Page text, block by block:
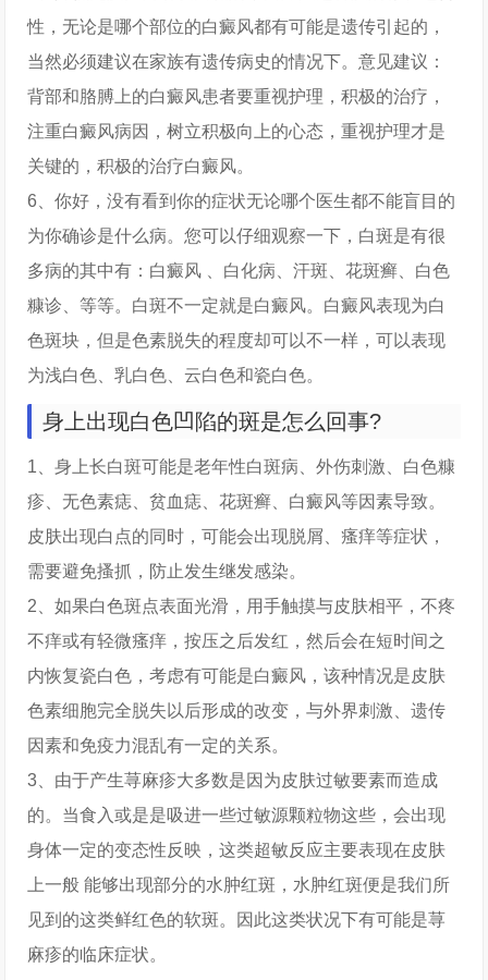
性，无论是哪个部位的白癜风都有可能是遗传引起的，
当然必须建议在家族有遗传病史的情况下。意见建议：
背部和胳膊上的白癜风患者要重视护理，积极的治疗，
注重白癜风病因，树立积极向上的心态，重视护理才是
关键的，积极的治疗白癜风。
6、你好，没有看到你的症状无论哪个医生都不能盲目的
为你确诊是什么病。您可以仔细观察一下，白斑是有很
多病的其中有：白癜风 、白化病、汗斑、花斑癣、白色
糠诊、等等。白斑不一定就是白癜风。白癜风表现为白
色斑块，但是色素脱失的程度却可以不一样，可以表现
为浅白色、乳白色、云白色和瓷白色。
身上出现白色凹陷的斑是怎么回事?
1、身上长白斑可能是老年性白斑病、外伤刺激、白色糠
疹、无色素痣、贫血痣、花斑癣、白癜风等因素导致。
皮肤出现白点的同时，可能会出现脱屑、瘙痒等症状，
需要避免搔抓，防止发生继发感染。
2、如果白色斑点表面光滑，用手触摸与皮肤相平，不疼
不痒或有轻微瘙痒，按压之后发红，然后会在短时间之
内恢复瓷白色，考虑有可能是白癜风，该种情况是皮肤
色素细胞完全脱失以后形成的改变，与外界刺激、遗传
因素和免疫力混乱有一定的关系。
3、由于产生荨麻疹大多数是因为皮肤过敏要素而造成
的。当食入或是是吸进一些过敏源颗粒物这些，会出现
身体一定的变态性反映，这类超敏反应主要表现在皮肤
上一般 能够出现部分的水肿红斑，水肿红斑便是我们所
见到的这类鲜红色的软斑。因此这类状况下有可能是荨
麻疹的临床症状。